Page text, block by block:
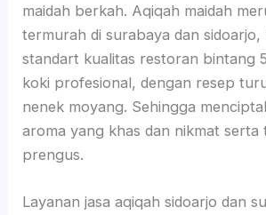
maidah berkah. Aqiqah maidah
termurah di surabaya dan sidoarjo,
standart kualitas restoran bintang
koki profesional, dengan resep
nenek moyang. Sehingga
aroma yang khas dan nikmat serta
prengus.
Layanan jasa aqiqah sidoarjo dan